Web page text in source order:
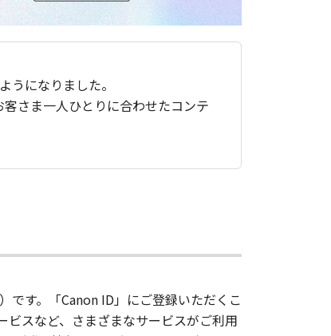
になりました。
さま一人ひとりに合わせたコンテ
です。「Canon ID」にご登録いただくこ
ビスなど、さまざまなサービスがご利用